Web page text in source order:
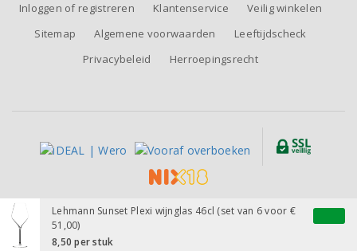
Lehmann Sunset Plexi wijnglas 46cl (set van 6 voor €
51,00)
8,50per stuk
Inloggen of registreren Klantenservice
Veilig winkelen
Sitemap
Algemene voorwaarden
Leeftijdscheck
Privacybeleid
Herroepingsrecht
Alle prijzen zijn inclusief BTW, exclusief eventuele verzendkosten.